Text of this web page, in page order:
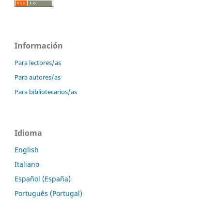
Información
Para lectores/as
Para autores/as
Para bibliotecarios/as
Idioma
English
Italiano
Español (España)
Português (Portugal)